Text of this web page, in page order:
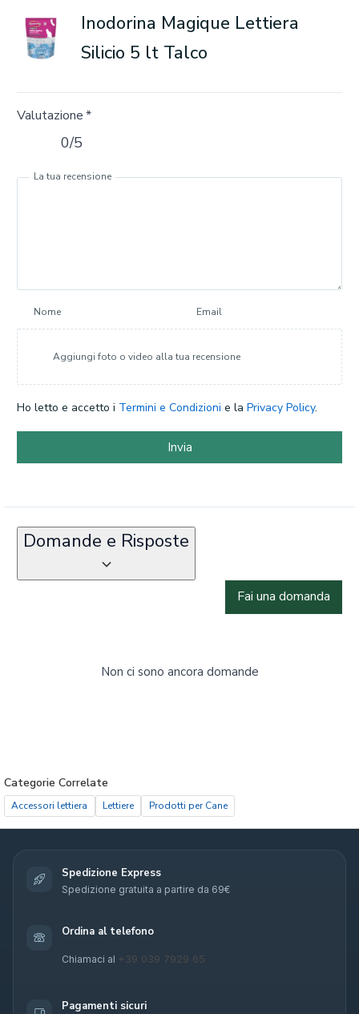
Inodorina Magique Lettiera
Silicio 5 lt Talco
Valutazione*
0/5
La tua recensione
Nome Email
Aggiungi foto o video alla tua recensione
Ho letto e accetto i Termini e Condizioni e la Privacy Policy.
Invia
Domande e Risposte
Fai una domanda
Non ci sono ancora domande
Categorie Correlate
Accessori lettiera Lettiere Prodotti per Cane
Spedizione Express
Spedizione gratuita a partire da 69€
Ordina al telefono
Chiamaci al +39 039 7929 65
Pagamenti sicuri